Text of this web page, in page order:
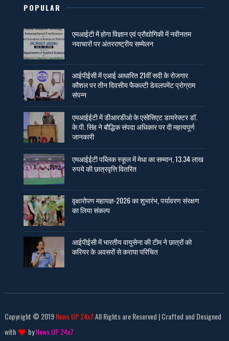
POPULAR
एमआईटी में होगा विज्ञान एवं प्रौद्योगिकी में नवीनतम
नवाचारों पर अंतरराष्ट्रीय सम्मेलन
आईपीईसी में एआई आधारित 21वीं सदी के रोजगार
कौशल पर तीन दिवसीय फैकल्टी डेवलपमेंट प्रोग्राम
संपन्न
एमआईईटी में डीआरडीओ के एसोसिएट डायरेक्टर डॉ.
के.पी. सिंह ने बौद्धिक संपदा अधिकार पर दी महत्वपूर्ण
जानकारी
एमआईईटी पब्लिक स्कूल में मेधा का सम्मान, 13.34 लाख
रुपये की छात्रवृत्ति वितरित
वृक्षारोपण महायज्ञ-2026 का शुभारंभ, पर्यावरण संरक्षण
का लिया संकल्प
आईपीईसी में भारतीय वायुसेना की टीम ने छात्रों को
करियर के अवसरों से कराया परिचित
Copyright © 2019News UP 24x7All Rights are Reserved | Crafted and Designed
with
byNews UP 24x7